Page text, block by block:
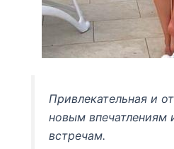
Привлекательная и
новым впечатлениям
встречам.